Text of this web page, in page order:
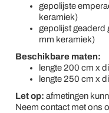
gepolijste
keramiek)
gepolijst geaderd
mm keramiek)
Beschikbare maten:
lengte 200 cm x
lengte 250 cm x
Let op: afmetingen
Neem contact met ons